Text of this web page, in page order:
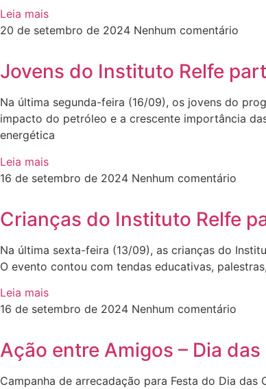
Leia mais
20 de setembro de 2024 Nenhum comentário
Jovens do Instituto Relfe
Na última segunda-feira (16/09), os jovens do
impacto do petróleo e a crescente importância
energética
Leia mais
16 de setembro de 2024 Nenhum comentário
Crianças do Instituto Relfe
Na última sexta-feira (13/09), as crianças do
O evento contou com tendas educativas,
Leia mais
16 de setembro de 2024 Nenhum comentário
Ação entre Amigos – Dia
Campanha de arrecadação para Festa do Dia